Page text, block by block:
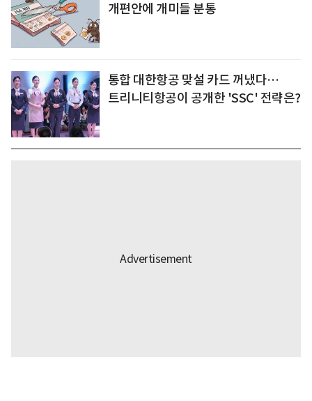
개편안에 개미들 분통
통합 대한항공 맞설 카드 꺼냈다…
트리니티항공이 공개한 'SSC' 전략은?